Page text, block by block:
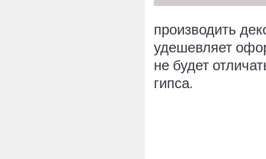
производить
удешевляет
не будет
гипса.